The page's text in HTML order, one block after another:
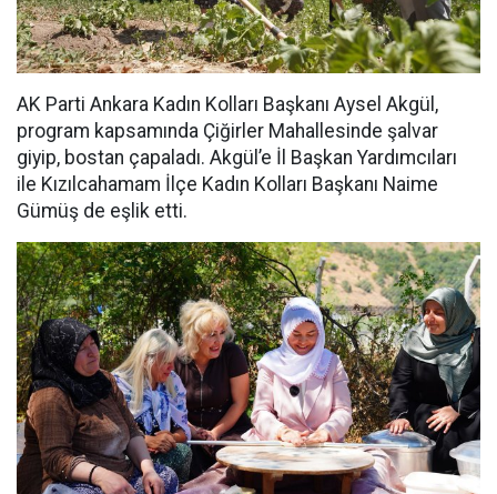
AK Parti Ankara Kadın Kolları Başkanı Aysel Akgül,
program kapsamında Çiğirler Mahallesinde şalvar
giyip, bostan çapaladı. Akgül’e İl Başkan Yardımcıları
ile Kızılcahamam İlçe Kadın Kolları Başkanı Naime
Gümüş de eşlik etti.